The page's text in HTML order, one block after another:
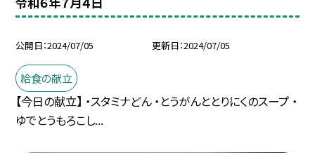
公開日 2024/07/05 更新日 2024/07/05
給食の献立
【今日の献立】 ・スタミナどん ・とうがんととりにくのスープ ・
ゆでとうもろこし...